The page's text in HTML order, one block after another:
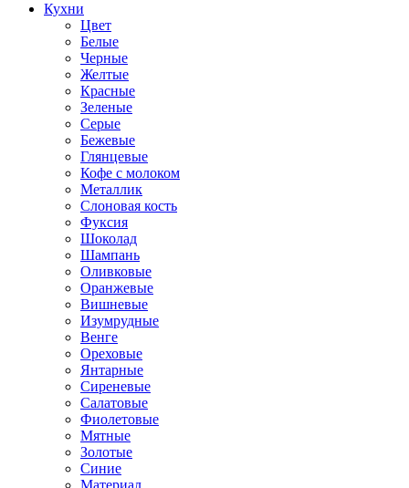
Кухни
Цвет
Белые
Черные
Желтые
Красные
Зеленые
Серые
Бежевые
Глянцевые
Кофе с молоком
Металлик
Слоновая кость
Фуксия
Шоколад
Шампань
Оливковые
Оранжевые
Вишневые
Изумрудные
Венге
Ореховые
Янтарные
Сиреневые
Салатовые
Фиолетовые
Мятные
Золотые
Синие
Материал